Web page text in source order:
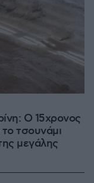
Ο 15χρονος
τσουνάμι
μεγάλης